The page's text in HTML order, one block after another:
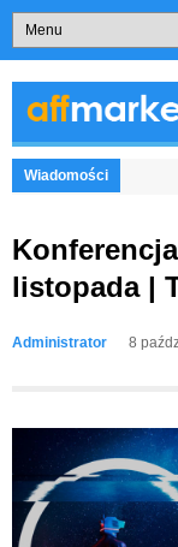
Wiadomości
listopada |
Administrator 8